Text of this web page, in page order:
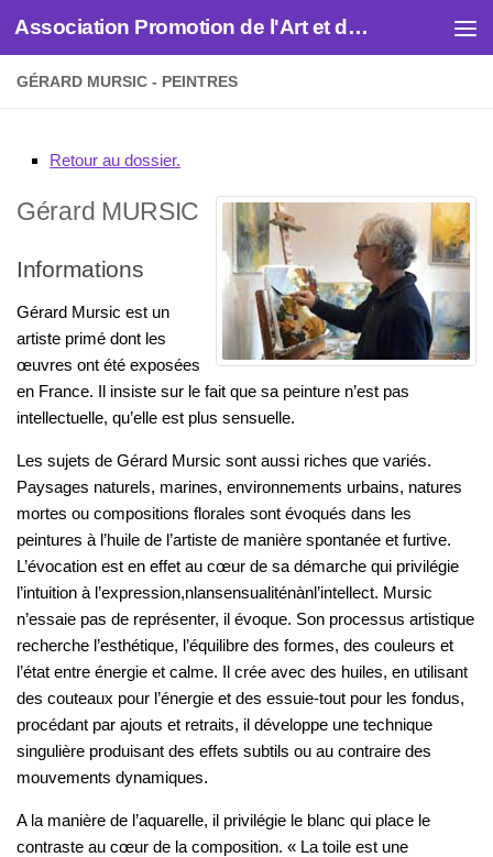
Skip to content Association Promotion de l'Art et des Artistes
GÉRARD MURSIC - PEINTRES
Retour au dossier.
Gérard MURSIC
Informations
Gérard Mursic est un
artiste primé dont les
œuvres ont été exposées
en France. Il insiste sur le fait que sa peinture n’est pas
intellectuelle, qu’elle est plus sensuelle.
Les sujets de Gérard Mursic sont aussi riches que variés.
Paysages naturels, marines, environnements urbains, natures
mortes ou compositions florales sont évoqués dans les
peintures à l’huile de l’artiste de manière spontanée et furtive.
L’évocation est en effet au cœur de sa démarche qui privilégie
l’intuition à l’expression,nlansensualiténànl’intellect. Mursic
n’essaie pas de représenter, il évoque. Son processus artistique
recherche l’esthétique, l’équilibre des formes, des couleurs et
l’état entre énergie et calme. Il crée avec des huiles, en utilisant
des couteaux pour l’énergie et des essuie-tout pour les fondus,
procédant par ajouts et retraits, il développe une technique
singulière produisant des effets subtils ou au contraire des
mouvements dynamiques.
A la manière de l’aquarelle, il privilégie le blanc qui place le
contraste au cœur de la composition. « La toile est une